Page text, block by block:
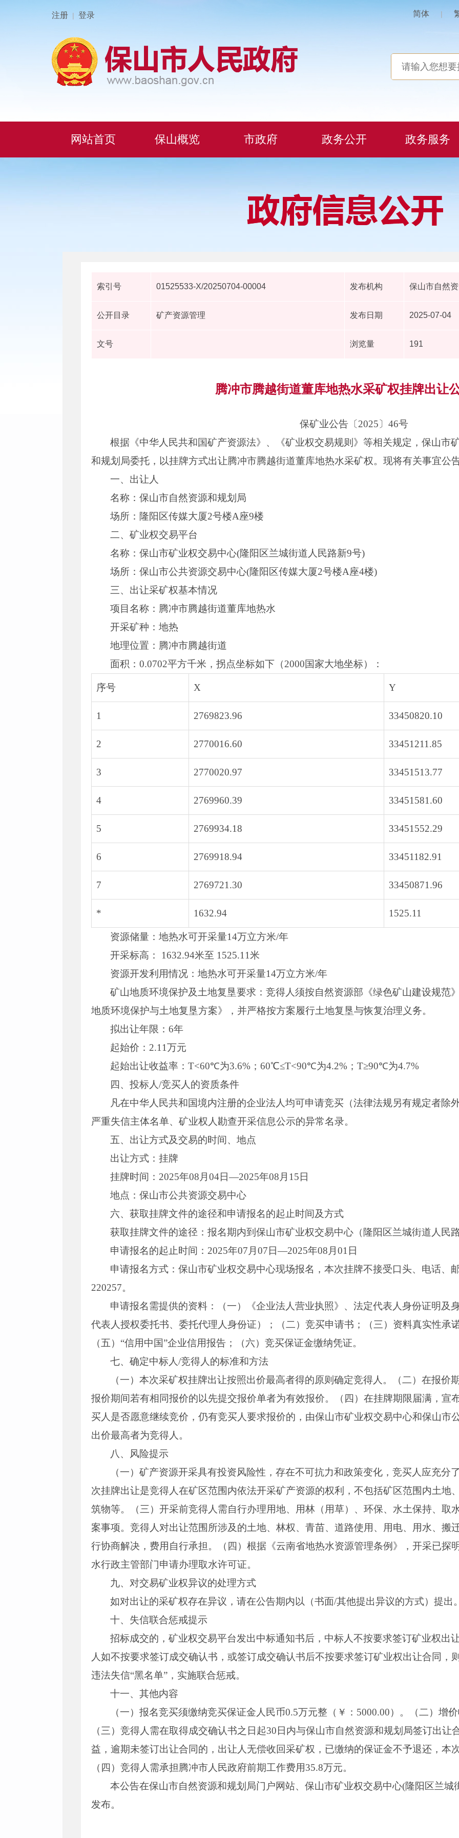
注册 | 登录 简体 |
网站首页 保山概览 市政府 政务公开 政务服务
索引号 01525533-X/20250704-00004 发布机构 保山市自然
公开目录 矿产资源管理 发布日期 2025-07-04
文号 浏览量 191
腾冲市腾越街道董库地热水采矿权挂牌出让
保矿业公告〔2025〕46号
根据《中华人民共和国矿产资源法》、《矿业权交易规则》等相关规定，保山市
和规划局委托，以挂牌方式出让腾冲市腾越街道董库地热水采矿权。现将有关事宜公
一、出让人
名称：保山市自然资源和规划局
场所：隆阳区传媒大厦2号楼A座9楼
二、矿业权交易平台
名称：保山市矿业权交易中心(隆阳区兰城街道人民路新9号)
场所：保山市公共资源交易中心(隆阳区传媒大厦2号楼A座4楼)
三、出让采矿权基本情况
项目名称：腾冲市腾越街道董库地热水
开采矿种：地热
地理位置：腾冲市腾越街道
面积：0.0702平方千米，拐点坐标如下（2000国家大地坐标）：
序号 X Y
1 2769823.96 33450820.10
2 2770016.60 33451211.85
3 2770020.97 33451513.77
4 2769960.39 33451581.60
5 2769934.18 33451552.29
6 2769918.94 33451182.91
7 2769721.30 33450871.96
* 1632.94 1525.11
资源储量：地热水可开采量14万立方米/年
开采标高： 1632.94米至 1525.11米
资源开发利用情况：地热水可开采量14万立方米/年
矿山地质环境保护及土地复垦要求：竞得人须按自然资源部《绿色矿山建设规范
地质环境保护与土地复垦方案》，并严格按方案履行土地复垦与恢复治理义务。
拟出让年限：6年
起始价：2.11万元
起始出让收益率：T<60℃为3.6%；60℃≤T<90℃为4.2%；T≥90℃为4.7%
四、投标人/竞买人的资质条件
凡在中华人民共和国境内注册的企业法人均可申请竞买（法律法规另有规定者除
严重失信主体名单、矿业权人勘查开采信息公示的异常名录。
五、出让方式及交易的时间、地点
出让方式：挂牌
挂牌时间：2025年08月04日—2025年08月15日
地点：保山市公共资源交易中心
六、获取挂牌文件的途径和申请报名的起止时间及方式
获取挂牌文件的途径：报名期内到保山市矿业权交易中心（隆阳区兰城街道人民
申请报名的起止时间：2025年07月07日—2025年08月01日
申请报名方式：保山市矿业权交易中心现场报名，本次挂牌不接受口头、电话、
220257。
申请报名需提供的资料：（一）《企业法人营业执照》、法定代表人身份证明及
代表人授权委托书、委托代理人身份证）；（二）竞买申请书；（三）资料真实性承
（五）“信用中国”企业信用报告；（六）竞买保证金缴纳凭证。
七、确定中标人/竞得人的标准和方法
（一）本次采矿权挂牌出让按照出价最高者得的原则确定竞得人。（二）在报价
报价期间若有相同报价的以先提交报价单者为有效报价。（四）在挂牌期限届满，宣
买人是否愿意继续竞价，仍有竞买人要求报价的，由保山市矿业权交易中心和保山市
出价最高者为竞得人。
八、风险提示
（一）矿产资源开采具有投资风险性，存在不可抗力和政策变化，竞买人应充分
次挂牌出让是竞得人在矿区范围内依法开采矿产资源的权利，不包括矿区范围内土地
筑物等。（三）开采前竞得人需自行办理用地、用林（用草）、环保、水土保持、取
案事项。竞得人对出让范围所涉及的土地、林权、青苗、道路使用、用电、用水、搬
行协商解决，费用自行承担。（四）根据《云南省地热水资源管理条例》，开采已探
水行政主管部门申请办理取水许可证。
九、对交易矿业权异议的处理方式
如对出让的采矿权存在异议，请在公告期内以（书面/其他提出异议的方式）提出
十、失信联合惩戒提示
招标成交的，矿业权交易平台发出中标通知书后，中标人不按要求签订矿业权出
人如不按要求签订成交确认书，或签订成交确认书后不按要求签订矿业权出让合同，
违法失信“黑名单”，实施联合惩戒。
十一、其他内容
（一）报名竞买须缴纳竞买保证金人民币0.5万元整（￥：5000.00）。（二）增
（三）竞得人需在取得成交确认书之日起30日内与保山市自然资源和规划局签订出让
益，逾期未签订出让合同的，出让人无偿收回采矿权，已缴纳的保证金不予退还，本
（四）竞得人需承担腾冲市人民政府前期工作费用35.8万元。
本公告在保山市自然资源和规划局门户网站、保山市矿业权交易中心(隆阳区兰城
发布。